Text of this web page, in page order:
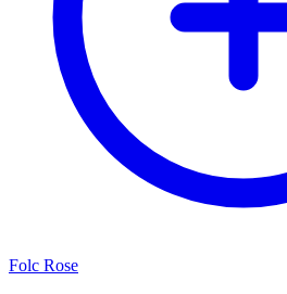
Folc Rose